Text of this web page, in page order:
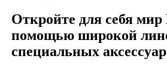
Откройте для себя мир
помощью широкой
специальных